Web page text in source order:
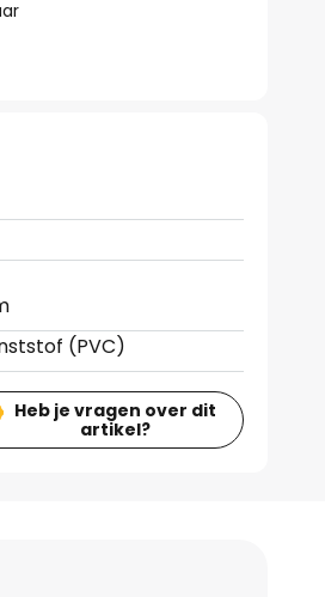
(PVC)
Heb je vragen over dit
artikel?